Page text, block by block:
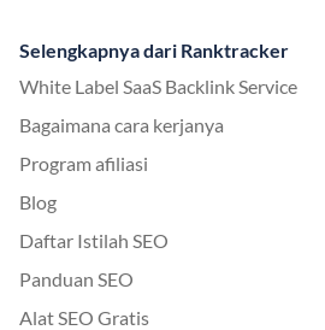
Selengkapnya dari Ranktracker
White Label SaaS Backlink Service
Bagaimana cara kerjanya
Program afiliasi
Blog
Daftar Istilah SEO
Panduan SEO
Alat SEO Gratis